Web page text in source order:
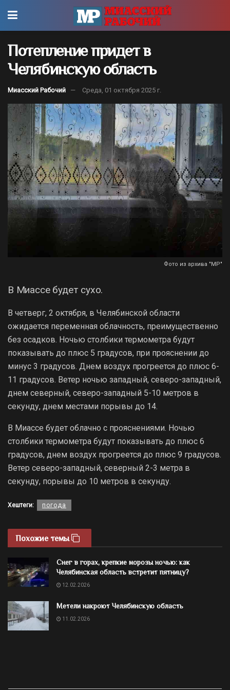
Потепление придет в
Челябинскую область
Миасский Рабочий Среда, 01 октября 2025 г.
Фото из архива "МР"
В Миассе будет сухо.
В четверг, 2 октября, в Челябинской области
ожидается переменная облачность, преимущественно
без осадков. Ночью столбики термометра будут
показывать до плюс 5 градусов, при прояснении до
минус 3 градусов. Днем воздух прогреется до плюс 6-
11 градусов. Ветер ночью западный, северо-западный,
днем северный, северо-западный 5-10 метров в
секунду, днем местами порывы до 14.
В Миассе будет облачно с прояснениями. Ночью
столбики термометра будут показывать до плюс 6
градусов, днем воздух прогреется до плюс 9 градусов.
Ветер северо-западный, северный 2-3 метра в
секунду, порывы до 10 метров в секунду.
Хештеги: погода
Похожие темы
Снег в горах, крепкие морозы ночью: как
Челябинская область встретит пятницу?
12.02.2026
Метели накроют Челябинскую область
11.02.2026